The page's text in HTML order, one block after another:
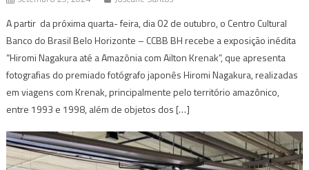
A partir da próxima quarta- feira, dia 02 de outubro, o Centro Cultural
Banco do Brasil Belo Horizonte – CCBB BH recebe a exposição inédita
“Hiromi Nagakura até a Amazônia com Ailton Krenak”, que apresenta
fotografias do premiado fotógrafo japonês Hiromi Nagakura, realizadas
em viagens com Krenak, principalmente pelo território amazônico,
entre 1993 e 1998, além de objetos dos […]